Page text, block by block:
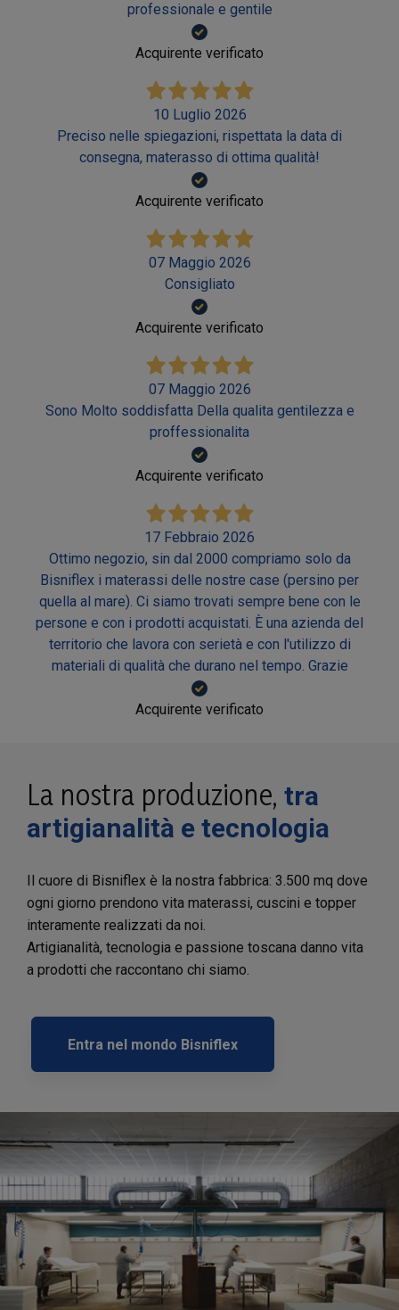
professionale e gentile
Acquirente verificato
10 Luglio 2026
Preciso nelle spiegazioni, rispettata la data di
consegna, materasso di ottima qualità!
Acquirente verificato
07 Maggio 2026
Consigliato
Acquirente verificato
07 Maggio 2026
Sono Molto soddisfatta Della qualita gentilezza e
proffessionalita
Acquirente verificato
17 Febbraio 2026
Ottimo negozio, sin dal 2000 compriamo solo da
Bisniflex i materassi delle nostre case (persino per
quella al mare). Ci siamo trovati sempre bene con le
persone e con i prodotti acquistati. È una azienda del
territorio che lavora con serietà e con l'utilizzo di
materiali di qualità che durano nel tempo. Grazie
Acquirente verificato
La nostra produzione, tra
artigianalità e tecnologia
Il cuore di Bisniflex è la nostra fabbrica: 3.500 mq dove
ogni giorno prendono vita materassi, cuscini e topper
interamente realizzati da noi.
Artigianalità, tecnologia e passione toscana danno vita
a prodotti che raccontano chi siamo.
Entra nel mondo Bisniflex